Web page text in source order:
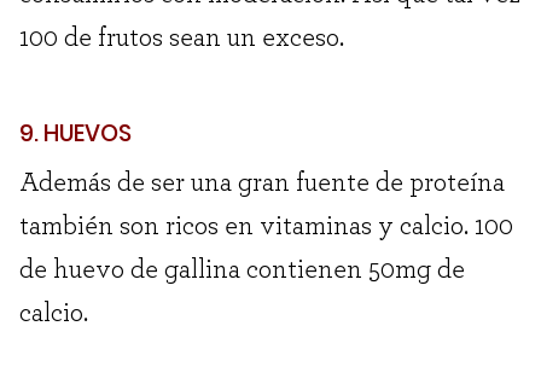
100 de frutos sean un exceso.
9. HUEVOS
Además de ser una gran fuente de proteína
también son ricos en vitaminas y calcio. 100
de huevo de gallina contienen 50mg de
calcio.